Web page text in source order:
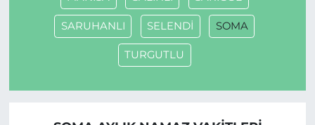
SARUHANLI SELENDİ SOMA
TURGUTLU